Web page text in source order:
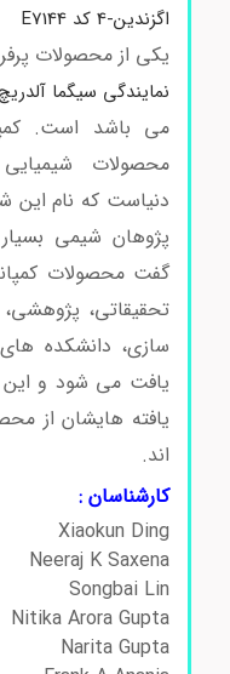
اگزندین-4 کد E7144
یکی از محصولات
نمایندگی سیگما آلدریچ
می باشد است.
محصولات شیمیایی
دنیاست که نام این
پژوهان شیمی بسیار
گفت محصولات کمپانی
تحقیقاتی، پژوهشی،
سازی، دانشکده های
یافت می شود و این
یافته هایشان از
اند.
کارشناسان :
Xiaokun Ding
Neeraj K Saxena
Songbai Lin
Nitika Arora Gupta
Narita Gupta